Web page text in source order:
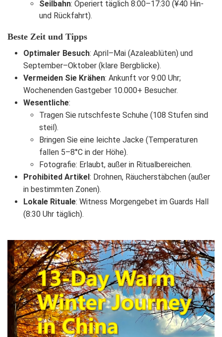
Seilbahn: Operiert täglich 8:00–17:30 (¥40 Hin-
und Rückfahrt).
Beste Zeit und Tipps
Optimaler Besuch: April–Mai (Azaleablüten) und
September–Oktober (klare Bergblicke).
Vermeiden Sie Krähen: Ankunft vor 9:00 Uhr;
Wochenenden Gastgeber 10.000+ Besucher.
Wesentliche:
Tragen Sie rutschfeste Schuhe (108 Stufen sind
steil).
Bringen Sie eine leichte Jacke (Temperaturen
fallen 5–8°C in der Höhe).
Fotografie: Erlaubt, außer in Ritualbereichen.
Prohibited Artikel: Drohnen, Räucherstäbchen (außer
in bestimmten Zonen).
Lokale Rituale: Witness Morgengebet im Guards Hall
(8:30 Uhr täglich).